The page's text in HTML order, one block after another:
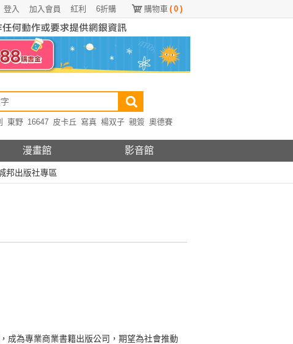
購物車 ( 0 )
6折購
紅利
加入會員
登入
東野 16647 皮卡丘 寫真 楊双子 親簽 奧德賽
漫畫館 影音館
邦出版社專區
成為專業商業書籍出版公司，期望為社會推動